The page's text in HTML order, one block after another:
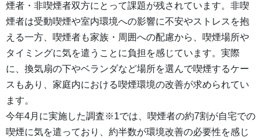
煙者・非喫煙者双方にとって課題が残されています。非喫
煙者は受動喫煙や室内環境への影響に不安やストレスを抱
える一方、喫煙者も家族・周囲への配慮から、喫煙場所や
タイミングに気を遣うことに負担を感じています。実際
に、換気扇の下やベランダなど場所を選んで喫煙するケー
スもあり、家庭内における喫煙環境の改善が求められてい
ます。
今年4月に実施した調査※1では、喫煙者の約7割が自宅での
喫煙に気を遣っており、約半数が環境改善の必要性を感じ